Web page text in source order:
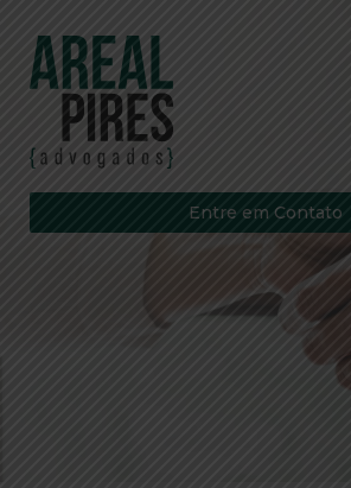
Entre em Contato